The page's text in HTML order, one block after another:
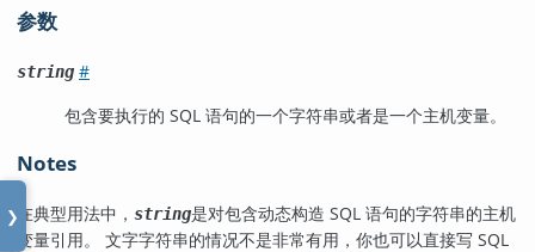
❯
参数
string #
包含要执行的 SQL 语句的一个字符串或者是一个主机变量。
Notes
在典型用法中， string是对包含动态构造 SQL 语句的字符串的主机
变量引用。 文字字符串的情况不是非常有用，你也可以直接写 SQL